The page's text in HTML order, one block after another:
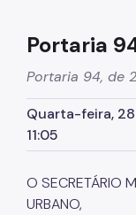
Portaria
Portaria 94, de
Quarta-feira,
11:05
O SECRETÁRIO
URBANO,